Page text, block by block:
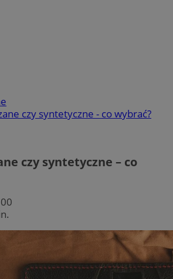
czy syntetyczne - co wybrać?
czy syntetyczne – co